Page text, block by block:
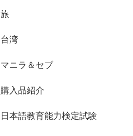
旅
台湾
マニラ＆セブ
購入品紹介
日本語教育能力検定試験